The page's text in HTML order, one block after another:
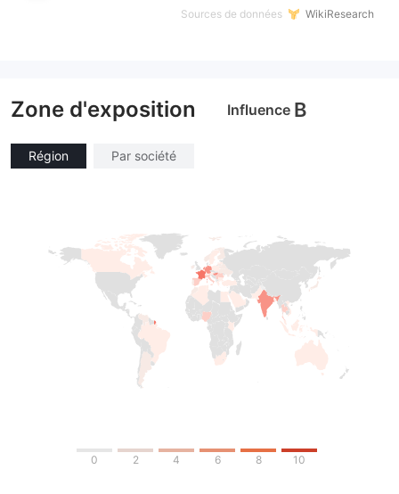
Sources de données WikiResearch
Zone d'exposition Influence B
Région Par société
0 2 4 6 8 10